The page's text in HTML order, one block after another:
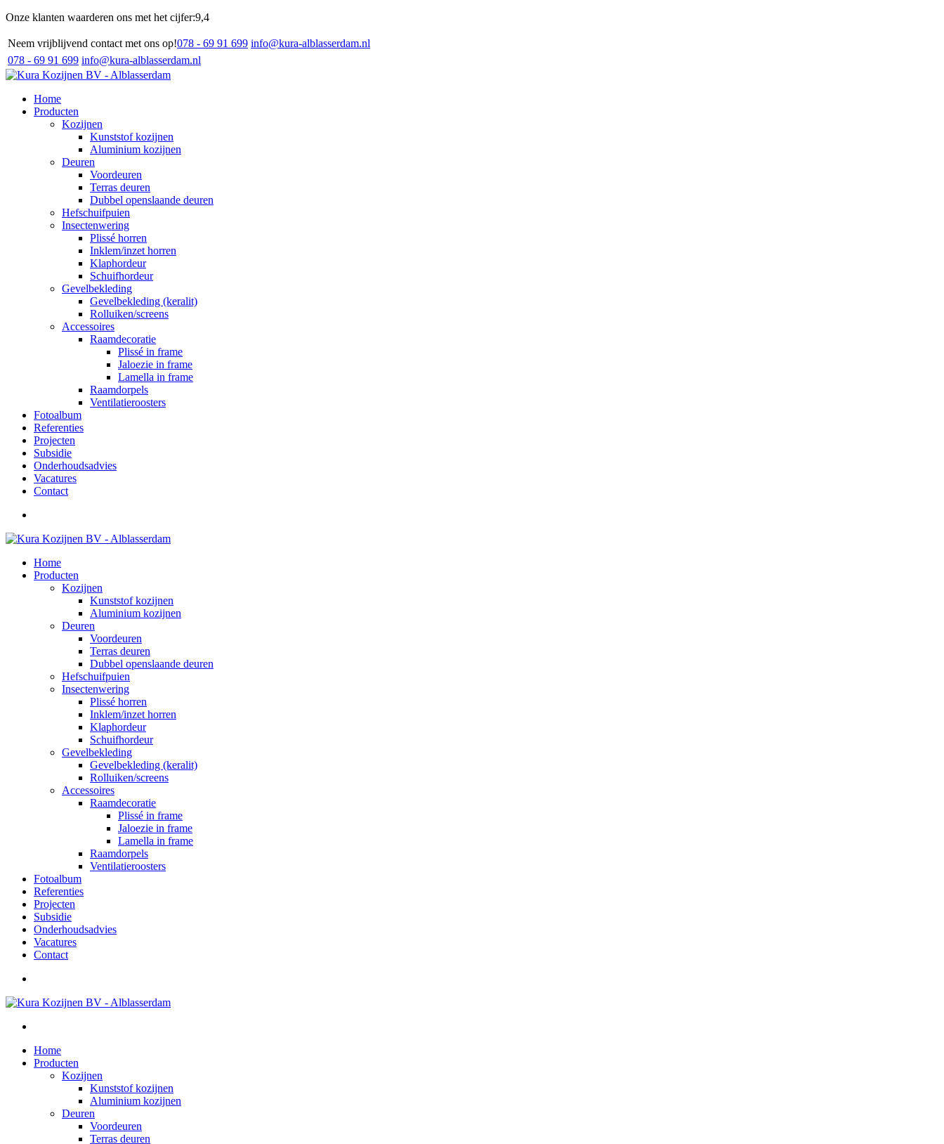
Onze klanten waarderen ons met het cijfer:9,4
Neem vrijblijvend contact met ons op!078 - 69 91 699 info@kura-alblasserdam.nl
078 - 69 91 699 info@kura-alblasserdam.nl
Home
Producten
Kozijnen
Kunststof kozijnen
Aluminium kozijnen
Deuren
Voordeuren
Terras deuren
Dubbel openslaande deuren
Hefschuifpuien
Insectenwering
Plissé horren
Inklem/inzet horren
Klaphordeur
Schuifhordeur
Gevelbekleding
Gevelbekleding (keralit)
Rolluiken/screens
Accessoires
Raamdecoratie
Plissé in frame
Jaloezie in frame
Lamella in frame
Raamdorpels
Ventilatieroosters
Fotoalbum
Referenties
Projecten
Subsidie
Onderhoudsadvies
Vacatures
Contact
Home
Producten
Kozijnen
Kunststof kozijnen
Aluminium kozijnen
Deuren
Voordeuren
Terras deuren
Dubbel openslaande deuren
Hefschuifpuien
Insectenwering
Plissé horren
Inklem/inzet horren
Klaphordeur
Schuifhordeur
Gevelbekleding
Gevelbekleding (keralit)
Rolluiken/screens
Accessoires
Raamdecoratie
Plissé in frame
Jaloezie in frame
Lamella in frame
Raamdorpels
Ventilatieroosters
Fotoalbum
Referenties
Projecten
Subsidie
Onderhoudsadvies
Vacatures
Contact
Home
Producten
Kozijnen
Kunststof kozijnen
Aluminium kozijnen
Deuren
Voordeuren
Terras deuren